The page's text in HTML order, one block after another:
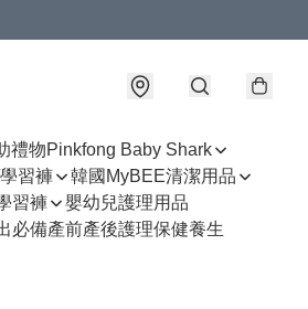
禮物Pinkfong Baby Shark
習褲
韓國MyBEE清潔用品
習褲
嬰幼兒護理用品
必備產前產後護理保健養生